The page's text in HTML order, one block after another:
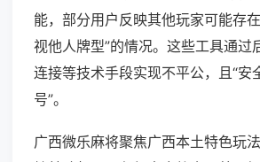
能，部分用户反映其他玩家可能存
视他人牌型”的情况。这些工具通过
连接等技术手段实现不平公，且“安
号”。
广西微乐麻将聚焦广西本土特色玩